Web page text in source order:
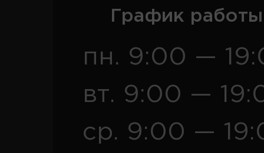
График
пн. 9:00 —
вт. 9:00 —
ср. 9:00 —